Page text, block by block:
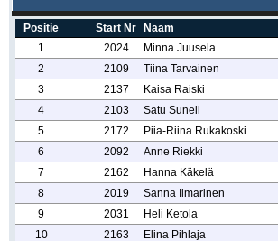
Positie Start Nr
Naam
1
2024
Minna Juusela
2
2109
Tiina Tarvainen
3
2137
Kaisa Raiski
4
2103
Satu Suneli
5
2172
Piia-Riina Rukakoski
6
2092
Anne Riekki
7
2162
Hanna Käkelä
8
2019
Sanna Ilmarinen
9
2031
Heli Ketola
10
2163 Elina Pihlaja